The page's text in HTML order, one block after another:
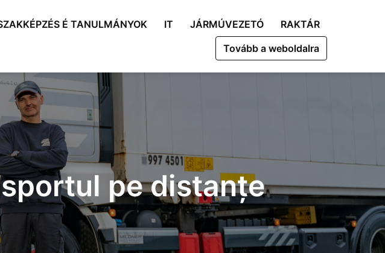
É TANULMÁNYOK IT JÁRMÚVEZETÓ
RAKTÁR
Tovább a weboldalra
pe distanțe